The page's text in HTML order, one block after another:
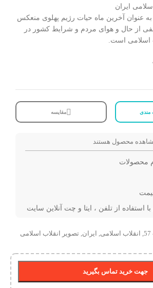
ایران
روزنامه‌های بهمن 57 به عنوان آخرین ماه حیات رژیم پهلوی منعکس
از حال و هوای مردم و شرایط کشور در
اسلامی است.
مندی مقایسه
محصول هستند
محصولات
استفاده از تلفن ، ایتا و چت آنلاین سایت
, انقلاب اسلامی, ایران, تصویر انقلاب اسلامی
جهت خرید تماس بگیرید